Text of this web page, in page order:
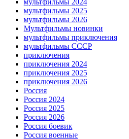
мультфильмы 2024
мультфильмы 2025
мультфильмы 2026
Мультфильмы новинки
мультфильмы приключения
мультфильмы СССР
приключения
приключения 2024
приключения 2025
приключения 2026
Россия
Россия 2024
Россия 2025
Россия 2026
Россия боевик
Россия военные